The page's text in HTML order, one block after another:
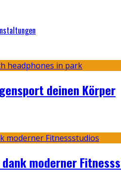
deinen Körper
moderner